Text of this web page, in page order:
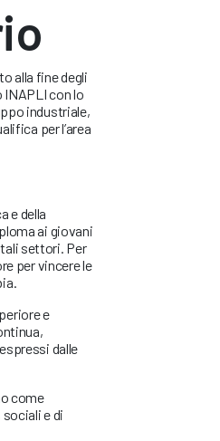
alla fine degli
con lo
industriale,
per l’area
e della
ai giovani
settori. Per
per vincere le
e
dalle
come
e di